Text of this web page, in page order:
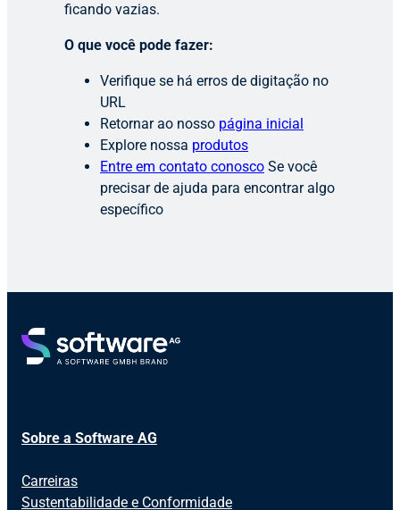
ficando vazias.
O que você pode fazer:
Verifique se há erros de digitação no
URL
Retornar ao nosso página inicial
Explore nossa produtos
Entre em contato conosco Se você
precisar de ajuda para encontrar algo
específico
Sobre a Software AG
Carreiras
Sustentabilidade e Conformidade